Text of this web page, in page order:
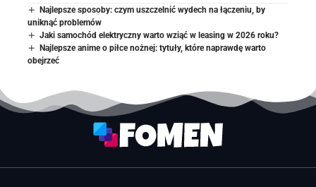
Najlepsze sposoby: czym uszczelnić wydech na łączeniu, by
uniknąć problemów
Jaki samochód elektryczny warto wziąć w leasing w 2026 roku?
Najlepsze anime o piłce nożnej: tytuły, które naprawdę warto
obejrzeć